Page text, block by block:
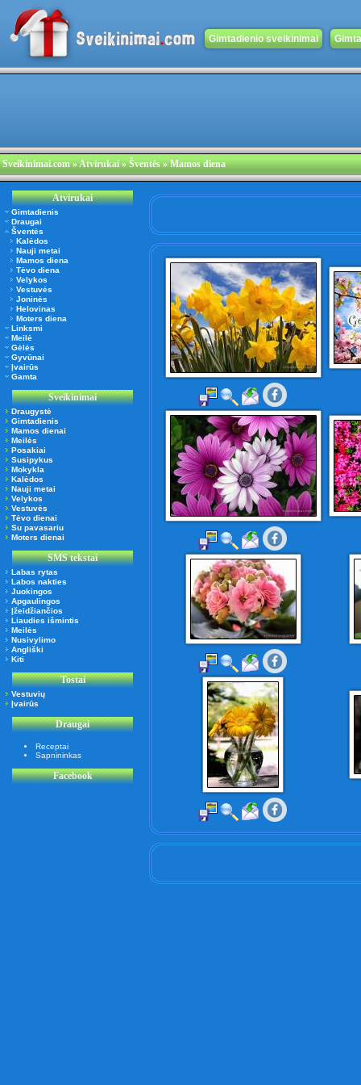
Gimtadienio sveikinimai
Sveikinimai.com»Atvirukai» Šventės » Mamos diena
Atvirukai
Gimtadienis
Draugai
Šventės
Kalėdos
Nauji metai
Mamos diena
Tėvo diena
Velykos
Vestuvės
Joninės
Helovinas
Moters diena
Linksmi
Meilė
Gėlės
Gyvūnai
Įvairūs
Gamta
Sveikinimai
Draugystė
Gimtadienis
Mamos dienai
Meilės
Posakiai
Susipykus
Mokykla
Kalėdos
Nauji metai
Velykos
Vestuvės
Tėvo dienai
Su pavasariu
Moters dienai
SMS tekstai
Labas rytas
Labos nakties
Juokingos
Apgaulingos
Įžeidžiančios
Liaudies išmintis
Meilės
Nusivylimo
Angliški
Kiti
Tostai
Vestuvių
Įvairūs
Draugai
Receptai
Sapnininkas
Facebook